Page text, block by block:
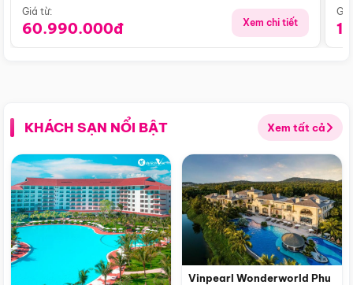
Giá từ:
60.990.000đ Xem chi tiết
KHÁCH SẠN NỔI BẬT Xem tất cả
Vinpearl Wonderworld Phu